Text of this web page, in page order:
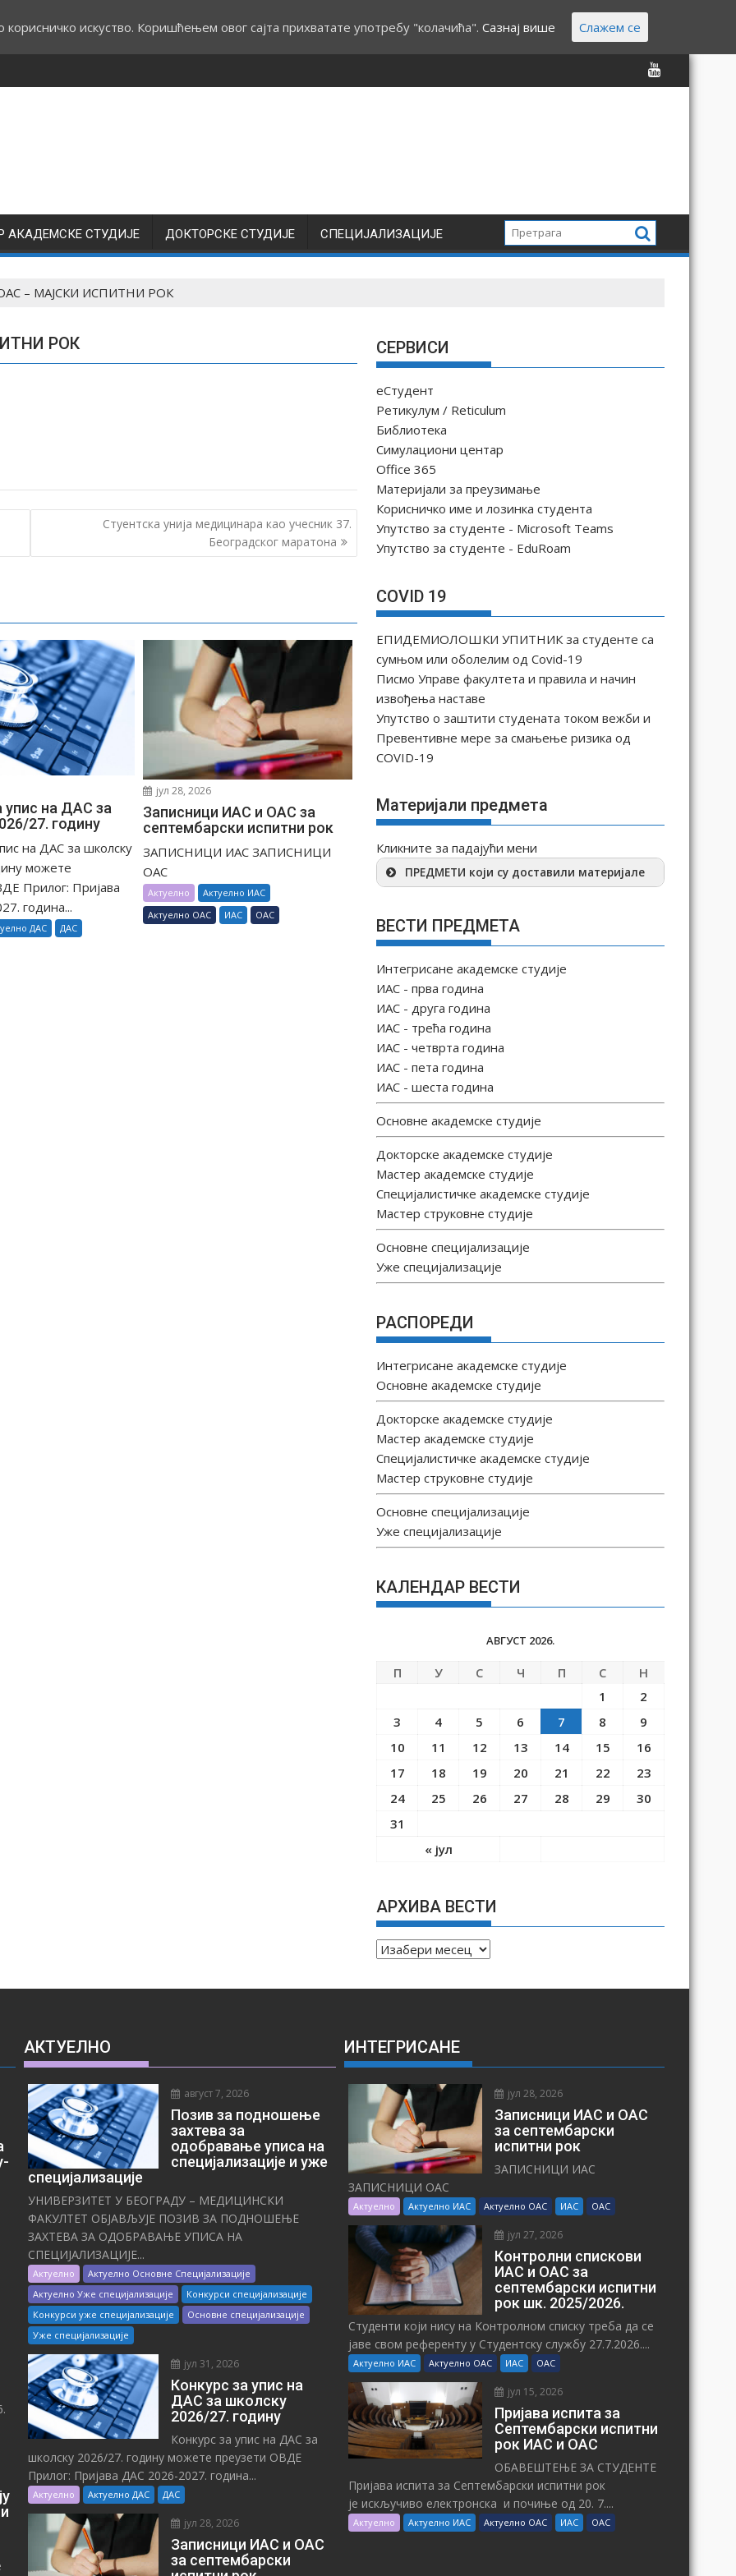
АКАДЕМСКЕ СТУДИЈЕ ДОКТОРСКЕ СТУДИЈЕ СПЕЦИЈАЛИЗАЦИЈЕ
– МАЈСКИ ИСПИТНИ РОК
РОК
Стуентска унија медицинара као учесник 37.
Београдског маратона
упис на ДАС за
27. годину
на ДАС за школску
можете
Прилог: Пријава
година...
ДАС ДАС
јул 28, 2026
Записници ИАС и ОАС за
септембарски испитни рок
ЗАПИСНИЦИ ИАС ЗАПИСНИЦИ
ОАС
Актуелно
Актуелно ИАС
Актуелно ОАС
ИАС ОАС
СЕРВИСИ
еСтудент
Ретикулум / Reticulum
Библиотека
Симулациони центар
Office 365
Материјали за преузимање
Корисничко име и лозинка студента
Упутство за студенте - Microsoft Teams
Упутство за студенте - EduRoam
COVID 19
ЕПИДЕМИОЛОШКИ УПИТНИК за студенте са
сумњом или оболелим од Covid-19
Писмо Управе факултета и правила и начин
извођења наставе
Упутство о заштити студената током вежби и
Превентивне мере за смањење ризика од
COVID-19
Материјали предмета
Кликните за падајући мени
ПРЕДМЕТИ који су доставили материјале
ВЕСТИ ПРЕДМЕТА
Интегрисане академске студије
ИАС - прва година
ИАС - друга година
ИАС - трећа година
ИАС - четврта година
ИАС - пета година
ИАС - шеста година
Основне академске студије
Докторске академске студије
Мастер академске студије
Специјалистичке академске студије
Мастер струковне студије
Основне специјализације
Уже специјализације
РАСПОРЕДИ
Интегрисане академске студије
Основне академске студије
Докторске академске студије
Мастер академске студије
Специјалистичке академске студије
Мастер струковне студије
Основне специјализације
Уже специјализације
КАЛЕНДАР ВЕСТИ
АВГУСТ 2026.
П У С Ч П С Н
« јул
1
2
3
4 5 6 7 8
9
10
11 12 13 14 15
16
17
18 19 20 21 22
23
24
25 26 27 28 29
30
31
АРХИВА ВЕСТИ
А
Х
А
В
Е
С
Т
И
АКТУЕЛНО
август 7, 2026
Позив за подношење
захтева за
одобравање уписа на
специјализације и уже
специјализације
УНИВЕРЗИТЕТ У БЕОГРАДУ – МЕДИЦИНСКИ
ФАКУЛТЕТ ОБЈАВЉУЈЕ ПОЗИВ ЗА ПОДНОШЕЊЕ
ЗАХТЕВА ЗА ОДОБРАВАЊЕ УПИСА НА
СПЕЦИЈАЛИЗАЦИЈЕ...
Актуелно
Актуелно Основне Специјализације
Актуелно Уже специјализације
Конкурси специјализације
Конкурси уже специјализације
Основне специјализације
Уже специјализације
јул 31, 2026
Конкурс за упис на
ДАС за школску
2026/27. годину
Конкурс за упис на ДАС за
школску 2026/27. годину можете преузети ОВДЕ
Прилог: Пријава ДАС 2026-2027. година...
Актуелно Актуелно ДАС ДАС
јул 28, 2026
Записници ИАС и ОАС
за септембарски
ИНТЕГРИСАНЕ
јул 28, 2026
Записници ИАС и ОАС
за септембарски
испитни рок
ЗАПИСНИЦИ ИАС
ЗАПИСНИЦИ ОАС
Актуелно Актуелно ИАС Актуелно ОАС ИАС ОАС
јул 27, 2026
Контролни спискови
ИАС и ОАС за
септембарски испитни
рок шк. 2025/2026.
Студенти који нису на Контролном списку треба да се
јаве свом референту у Студентску службу 27.7.2026....
Актуелно ИАС Актуелно ОАС ИАС ОАС
јул 15, 2026
Пријава испита за
Септембарски испитни
рок ИАС и ОАС
ОБАВЕШТЕЊЕ ЗА СТУДЕНТЕ
Пријава испита за Септембарски испитни рок
је искључиво електронска и почиње од 20. 7....
Актуелно Актуелно ИАС Актуелно ОАС ИАС ОАС
искуство. Коришћењем овог сајта прихватате употребу "колачића". Сазнај више Слажем се